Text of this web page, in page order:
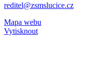
reditel@zsmslucice.cz
Mapa webu
Vytisknout